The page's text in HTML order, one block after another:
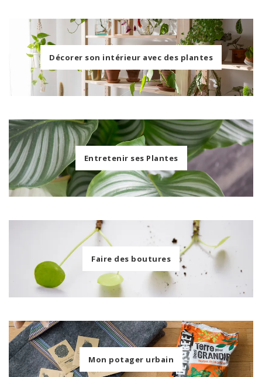
Décorer son intérieur avec des plantes
Entretenir ses Plantes
Faire des boutures
Mon potager urbain